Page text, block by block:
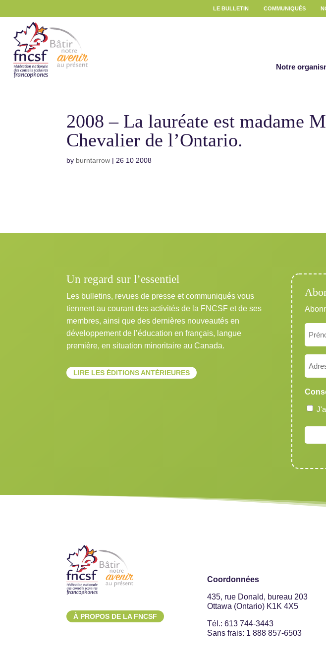
LE BULLETIN COMMUNIQUÉS
Notre
2008 – La lauréate est madame
Chevalier de l’Ontario.
by burntarrow | 26 10 2008
Un regard sur l’essentiel
Les bulletins, revues de presse et communiqués vous
tiennent au courant des activités de la FNCSF et de ses
membres, ainsi que des dernières nouveautés en
développement de l’éducation en français, langue
première, en situation minoritaire au Canada.
LIRE LES ÉDITIONS ANTÉRIEURES
À PROPOS DE LA FNCSF
Coordonnées
435, rue Donald, bureau 203
Ottawa (Ontario) K1K 4X5
Tél.: 613 744-3443
Sans frais: 1 888 857-6503